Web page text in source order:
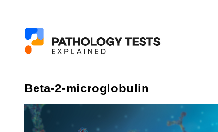
Beta-2-microglobulin